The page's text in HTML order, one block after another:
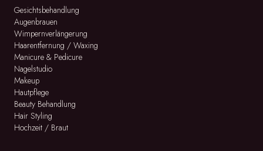
Gesichtsbehandlung
Augenbrauen
Wimpernverlängerung
Haarentfernung / Waxing
Manicure & Pedicure
Nagelstudio
Makeup
Hautpflege
Beauty Behandlung
Hair Styling
Hochzeit / Braut